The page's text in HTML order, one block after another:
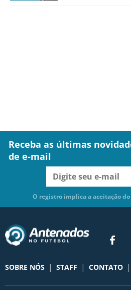
Receba as últimas
de e-mail
O registro implica a aceitação do
SOBRE NÓS | STAFF | CONTATO |